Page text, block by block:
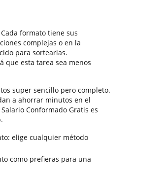
formato tiene sus
complejas o en la
para sortearlas.
que esta tarea sea menos
super sencillo pero completo.
a ahorrar minutos en el
Conformado Gratis es
elige cualquier método
como prefieras para una